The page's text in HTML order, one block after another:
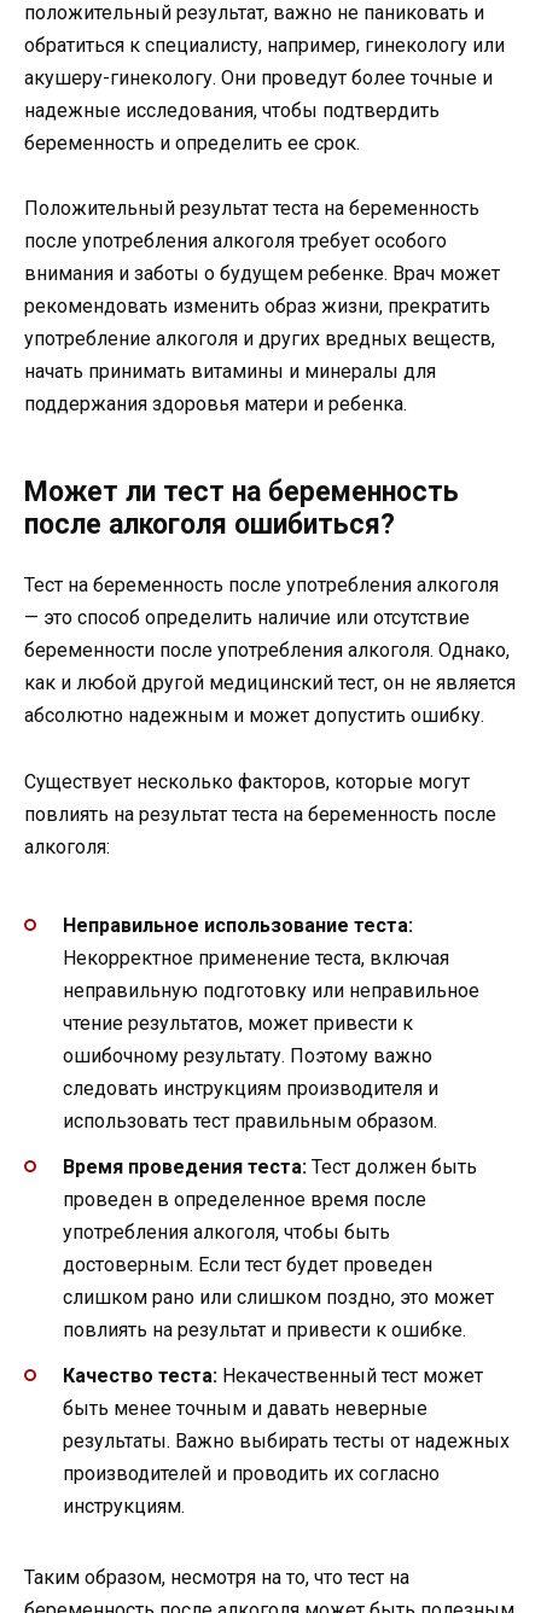
положительный результат, важно не паниковать и
обратиться к специалисту, например, гинекологу или
акушеру-гинекологу. Они проведут более точные и
надежные исследования, чтобы подтвердить
беременность и определить ее срок.
Положительный результат теста на беременность
после употребления алкоголя требует особого
внимания и заботы о будущем ребенке. Врач может
рекомендовать изменить образ жизни, прекратить
употребление алкоголя и других вредных веществ,
начать принимать витамины и минералы для
поддержания здоровья матери и ребенка.
Может ли тест на беременность
после алкоголя ошибиться?
Тест на беременность после употребления алкоголя
— это способ определить наличие или отсутствие
беременности после употребления алкоголя. Однако,
как и любой другой медицинский тест, он не является
абсолютно надежным и может допустить ошибку.
Существует несколько факторов, которые могут
повлиять на результат теста на беременность после
алкоголя:
Неправильное использование теста:
Некорректное применение теста, включая
неправильную подготовку или неправильное
чтение результатов, может привести к
ошибочному результату. Поэтому важно
следовать инструкциям производителя и
использовать тест правильным образом.
Время проведения теста: Тест должен быть
проведен в определенное время после
употребления алкоголя, чтобы быть
достоверным. Если тест будет проведен
слишком рано или слишком поздно, это может
повлиять на результат и привести к ошибке.
Качество теста: Некачественный тест может
быть менее точным и давать неверные
результаты. Важно выбирать тесты от надежных
производителей и проводить их согласно
инструкциям.
Таким образом, несмотря на то, что тест на